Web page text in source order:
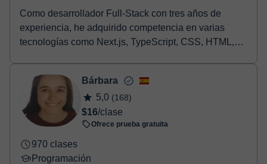
Como desarrollador Full-Stack con tres años de
experiencia, he adquirido competencia en varias
tecnologías como Next.js, TypeScript, CSS, HTML,
Bárbara
5,0 (168)
$16/clase
Ofrece prueba gratuita
970 clases
Programación